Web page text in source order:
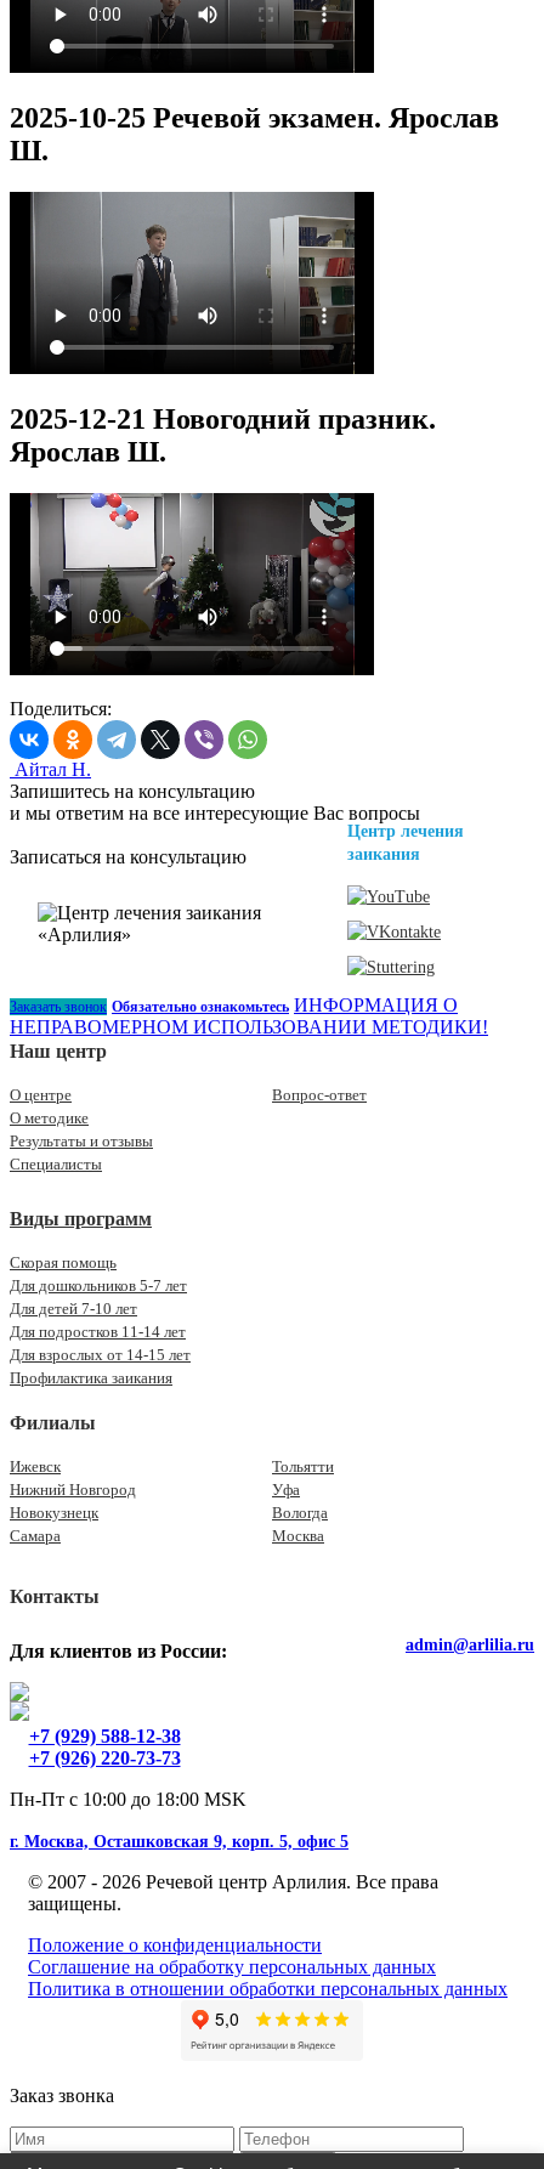
2025-10-25 Речевой экзамен. Ярослав
Ш.
2025-12-21 Новогодний празник.
Ярослав Ш.
Поделиться:
Айтал Н.
Запишитесь на консультацию
и мы ответим на все интересующие Вас вопросы
Записаться на консультацию
Центр лечения
заикания
Заказать звонок Обязательно ознакомьтесь ИНФОРМАЦИЯ О
НЕПРАВОМЕРНОМ ИСПОЛЬЗОВАНИИ МЕТОДИКИ!
Наш центр
О центре
О методике
Результаты и отзывы
Специалисты
Вопрос-ответ
Виды программ
Скорая помощь
Для дошкольников 5-7 лет
Для детей 7-10 лет
Для подростков 11-14 лет
Для взрослых от 14-15 лет
Профилактика заикания
Филиалы
Ижевск
Нижний Новгород
Новокузнецк
Самара
Тольятти
Уфа
Вологда
Москва
Контакты
Для клиентов из России:
+7 (929) 588-12-38
+7 (926) 220-73-73
Пн-Пт с 10:00 до 18:00 MSK
admin@arlilia.ru
г. Москва, Осташковская 9, корп. 5, офис 5
© 2007 - 2026 Речевой центр Арлилия. Все права
защищены.
Положение о конфиденциальности
Соглашение на обработку персональных данных
Политика в отношении обработки персональных данных
Заказ звонка